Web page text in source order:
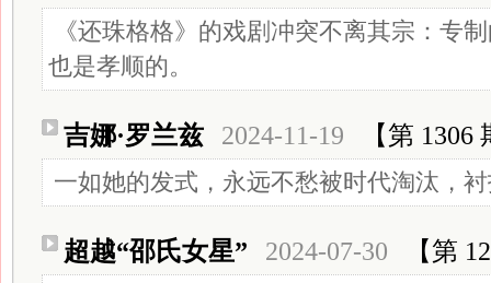
《还珠格格》的戏剧冲突不离其宗：专
也是孝顺的。
吉娜·罗兰兹 2024-11-19 【第 1306
一如她的发式，永远不愁被时代淘汰，
超越“邵氏女星” 2024-07-30 【第